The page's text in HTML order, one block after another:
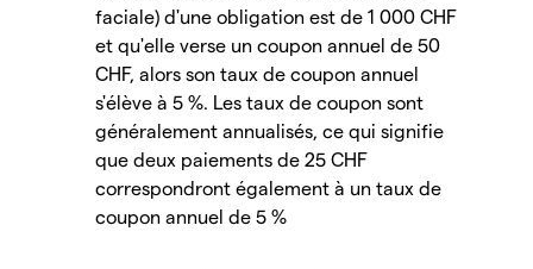
faciale) d'une obligation est de 1 000 CHF
et qu'elle verse un coupon annuel de 50
CHF, alors son taux de coupon annuel
s'élève à 5 %. Les taux de coupon sont
généralement annualisés, ce qui signifie
que deux paiements de 25 CHF
correspondront également à un taux de
coupon annuel de 5 %